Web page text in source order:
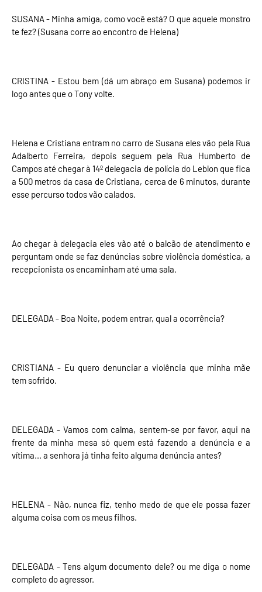
SUSANA - Minha amiga, como você está? O que aquele monstro
te fez? (Susana corre ao encontro de Helena)
CRISTINA - Estou bem (dá um abraço em Susana) podemos ir
logo antes que o Tony volte.
Helena e Cristiana entram no carro de Susana eles vão pela Rua
Adalberto Ferreira, depois seguem pela Rua Humberto de
Campos até chegar à 14º delegacia de polícia do Leblon que fica
a 500 metros da casa de Cristiana, cerca de 6 minutos, durante
esse percurso todos vão calados.
Ao chegar à delegacia eles vão até o balcão de atendimento e
perguntam onde se faz denúncias sobre violência doméstica, a
recepcionista os encaminham até uma sala.
DELEGADA - Boa Noite, podem entrar, qual a ocorrência?
CRISTIANA - Eu quero denunciar a violência que minha mãe
tem sofrido.
DELEGADA - Vamos com calma, sentem-se por favor, aqui na
frente da minha mesa só quem está fazendo a denúncia e a
vítima... a senhora já tinha feito alguma denúncia antes?
HELENA - Não, nunca fiz, tenho medo de que ele possa fazer
alguma coisa com os meus filhos.
DELEGADA - Tens algum documento dele? ou me diga o nome
completo do agressor.
Feito com por